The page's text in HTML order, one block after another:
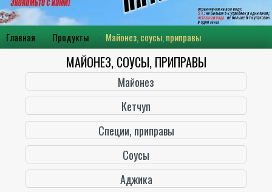
Главная Продукты Майонез, соусы, приправы
МАЙОНЕЗ, СОУСЫ, ПРИПРАВЫ
Майонез
Кетчуп
Специи, приправы
Соусы
Аджика